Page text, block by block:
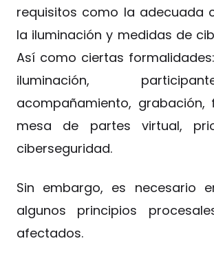
requisitos como la adecuada
la iluminación y medidas de
Así como ciertas
iluminación,
acompañamiento, grabación,
mesa de partes virtual,
ciberseguridad.
Sin embargo, es necesario
algunos principios
afectados.